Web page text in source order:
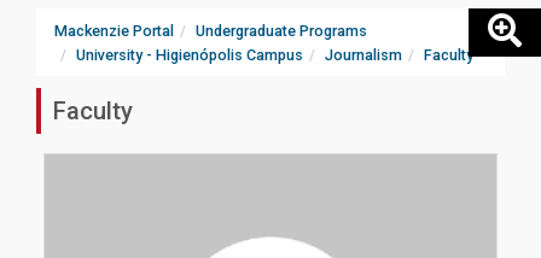
Mackenzie Portal
Undergraduate Programs
University - Higienópolis Campus
Journalism Faculty
Faculty